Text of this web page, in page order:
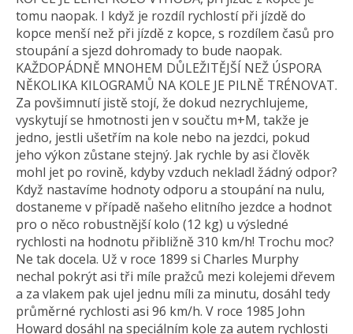
tomu naopak. I když je rozdíl rychlostí při jízdě do
kopce menší než při jízdě z kopce, s rozdílem časů pro
stoupání a sjezd dohromady to bude naopak.
KAŽDOPÁDNĚ MNOHEM DŮLEŽITĚJŠÍ NEŽ ÚSPORA
NĚKOLIKA KILOGRAMŮ NA KOLE JE PILNĚ TRÉNOVAT.
Za povšimnutí jistě stojí, že dokud nezrychlujeme,
vyskytují se hmotnosti jen v součtu m+M, takže je
jedno, jestli ušetřím na kole nebo na jezdci, pokud
jeho výkon zůstane stejný. Jak rychle by asi člověk
mohl jet po rovině, kdyby vzduch nekladl žádný odpor?
Když nastavíme hodnoty odporu a stoupání na nulu,
dostaneme v případě našeho elitního jezdce a hodnot
pro o něco robustnější kolo (12 kg) u výsledné
rychlosti na hodnotu přibližně 310 km/h! Trochu moc?
Ne tak docela. Už v roce 1899 si Charles Murphy
nechal pokrýt asi tři míle pražců mezi kolejemi dřevem
a za vlakem pak ujel jednu míli za minutu, dosáhl tedy
průměrné rychlosti asi 96 km/h. V roce 1985 John
Howard dosáhl na speciálním kole za autem rychlosti